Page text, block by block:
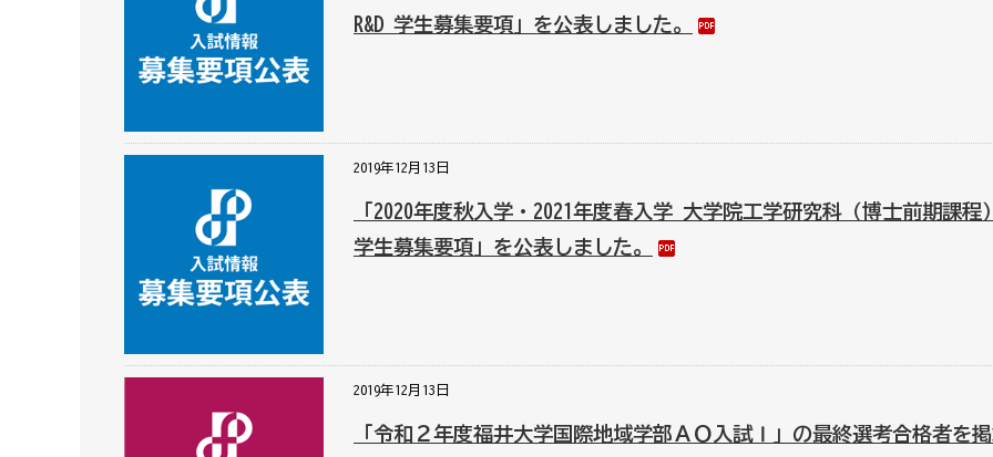
R&D 学生募集要項」を公表しました。
2019年12月13日
「2020年度秋入学・2021年度春入学 大学院工学研究科（博士前期課程
学生募集要項」を公表しました。
2019年12月13日
「令和２年度福井大学国際地域学部ＡＯ入試Ⅰ」の最終選考合格者を